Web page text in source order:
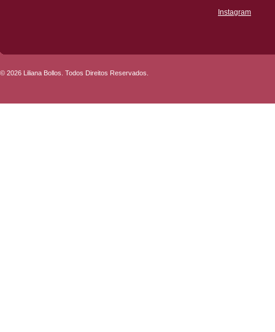
Instagram
© 2026 Liliana Bollos. Todos Direitos Reservados.